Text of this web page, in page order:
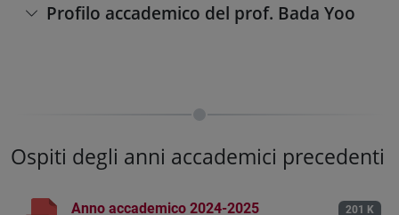
Profilo accademico del prof. Bada Yoo
Ospiti degli anni accademici precedenti
Anno accademico 2024-2025 201 K